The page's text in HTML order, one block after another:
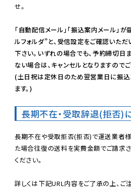
せ。
「自動配信メール」「振込案内メール」
ルフォルダ”と、受信設定をご確認いた
下さい。いずれの場合でも、予約締切日
ない場合は、キャンセルとなりますので
(土日祝は定休日のため翌営業日に振
ます。)
長期不在・受取辞退(拒否)
長期不在や受取拒否(拒否)で運送業者
た場合往復の送料を実費金額でご請求
ください。